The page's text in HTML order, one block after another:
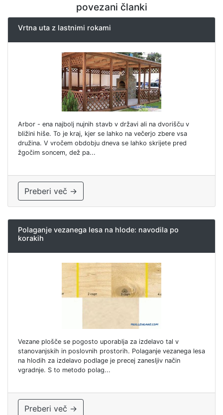
povezani članki
Vrtna uta z lastnimi rokami
Arbor - ena najbolj nujnih stavb v državi ali na dvorišču v
bližini hiše. To je kraj, kjer se lahko na večerjo zbere vsa
družina. V vročem obdobju dneva se lahko skrijete pred
žgočim soncem, dež pa...
Preberi več →
Polaganje vezanega lesa na hlode: navodila po
korakih
Vezane plošče se pogosto uporablja za izdelavo tal v
stanovanjskih in poslovnih prostorih. Polaganje vezanega lesa
na hlodih za izdelavo podlage je precej zanesljiv način
vgradnje. S to metodo polag...
Preberi več →